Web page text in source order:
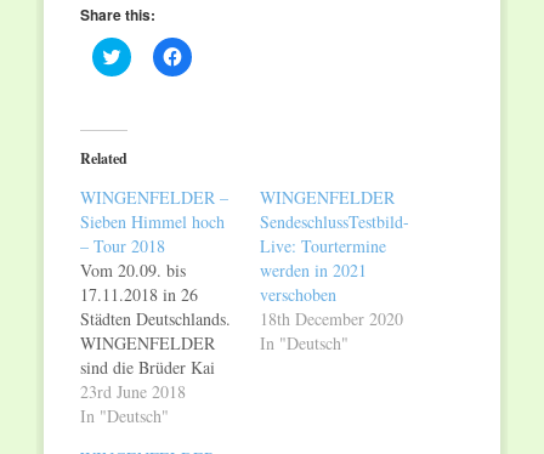
Share this:
Click
to
(Opens
in
new
Click
to
Related
WINGENFELDER –
Sieben Himmel hoch
– Tour 2018
Vom 20.09. bis
17.11.2018 in 26
Städten Deutschlands.
WINGENFELDER
sind die Brüder Kai
und Thorsten
Wingenfelder. Köpfe
23rd June 2018
In "Deutsch"
WINGENFELDER
SendeschlussTestbild-
Live: Tourtermine
werden in 2021
verschoben
18th December 2020
In "Deutsch"